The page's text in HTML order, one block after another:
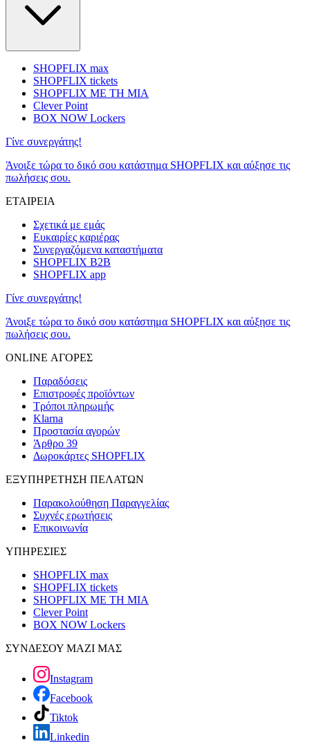
SHOPFLIX max
SHOPFLIX tickets
SHOPFLIX ΜΕ ΤΗ ΜΙΑ
Clever Point
BOX NOW Lockers
Γίνε συνεργάτης!
Άνοιξε τώρα το δικό σου κατάστημα SHOPFLIX και αύξησε τις
πωλήσεις σου.
ΕΤΑΙΡΕΙΑ
Σχετικά με εμάς
Ευκαιρίες καριέρας
Συνεργαζόμενα καταστήματα
SHOPFLIX B2B
SHOPFLIX app
Γίνε συνεργάτης!
Άνοιξε τώρα το δικό σου κατάστημα SHOPFLIX και αύξησε τις
πωλήσεις σου.
ONLINE ΑΓΟΡΕΣ
Παραδόσεις
Επιστροφές προϊόντων
Τρόποι πληρωμής
Klarna
Προστασία αγορών
Άρθρο 39
Δωροκάρτες SHOPFLIX
ΕΞΥΠΗΡΕΤΗΣΗ ΠΕΛΑΤΩΝ
Παρακολούθηση Παραγγελίας
Συχνές ερωτήσεις
Επικοινωνία
ΥΠΗΡΕΣΙΕΣ
SHOPFLIX max
SHOPFLIX tickets
SHOPFLIX ΜΕ ΤΗ ΜΙΑ
Clever Point
BOX NOW Lockers
ΣΥΝΔΕΣΟΥ ΜΑΖΙ ΜΑΣ
Instagram
Facebook
Tiktok
Linkedin